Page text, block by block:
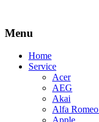
Menu
Skip
Home
Service
Acer
AEG
Akai
Alfa Romeo